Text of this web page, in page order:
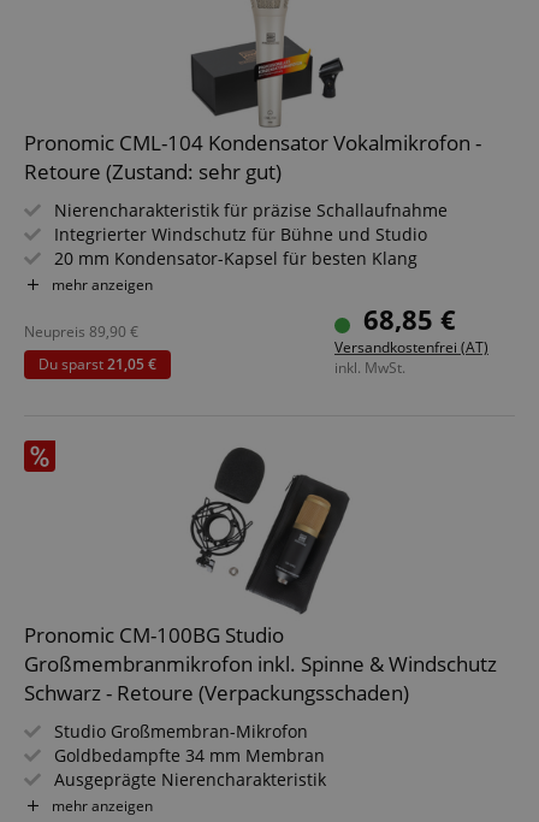
Pronomic CML-104 Kondensator Vokalmikrofon -
Retoure (Zustand: sehr gut)
Nierencharakteristik für präzise Schallaufnahme
Integrierter Windschutz für Bühne und Studio
20 mm Kondensator-Kapsel für besten Klang
82 dB Signal-Rausch-Verhältnis für klare Aufnahmen
Inkl. Mikrofonklemme und Aufbewahrungstasche
mehr anzeigen
68,85 €
Versandkostenfrei (AT)
inkl. MwSt.
Neupreis 89,90 €
Du sparst21,05 €
Pronomic CM-100BG Studio
Großmembranmikrofon inkl. Spinne & Windschutz
Schwarz - Retoure (Verpackungsschaden)
Studio Großmembran-Mikrofon
Goldbedampfte 34 mm Membran
Ausgeprägte Nierencharakteristik
Robustes Metallgehäuse mit kratzfester Oberfläche
mehr anzeigen